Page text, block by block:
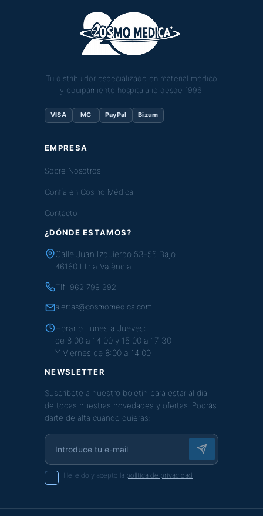
Tu distribuidor especializado en material médico
y equipamiento hospitalario desde 1996.
VISA MC PayPal Bizum
EMPRESA
Sobre Nosotros
Confía en Cosmo Médica
Contacto
¿DÓNDE ESTAMOS?
Calle Juan Izquierdo 53-55 Bajo
46160 Lliria València
Tlf: 962 798 292
alertas@cosmomedica.com
Horario Lunes a Jueves:
de 8:00 a 14:00 y 15:00 a 17:30
Y Viernes de 8:00 a 14:00
NEWSLETTER
Suscríbete a nuestro boletín para estar al día
de todas nuestras novedades y ofertas. Podrás
darte de alta cuando quieras:
He leido y acepto la política de privacidad